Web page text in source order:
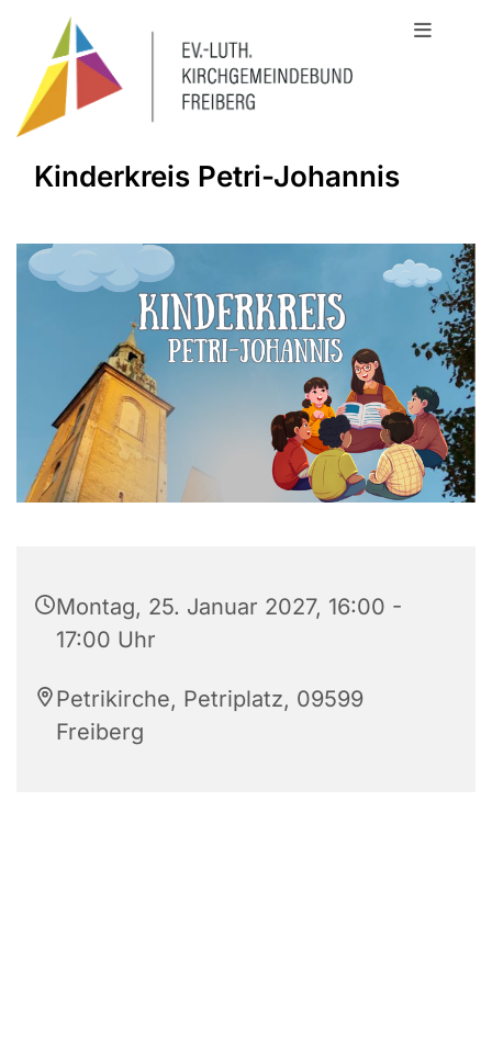
Kinderkreis Petri-Johannis
Montag, 25. Januar 2027, 16:00 -
17:00 Uhr
Petrikirche, Petriplatz, 09599
Freiberg